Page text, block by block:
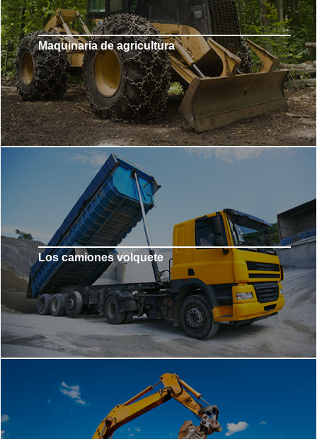
Maquinaria de agricultura
Los camiones volquete